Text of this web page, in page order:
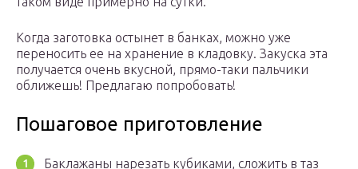
Когда заготовка остынет в банках, можно уже
переносить ее на хранение в кладовку. Закуска эта
получается очень вкусной, прямо-таки пальчики
оближешь! Предлагаю попробовать!
Пошаговое приготовление
Баклажаны нарезать кубиками, сложить в таз